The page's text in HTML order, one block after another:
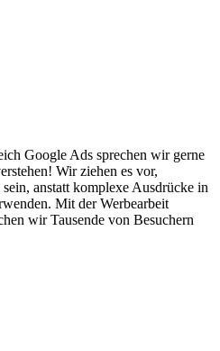
Google Ads sprechen wir gerne
Wir ziehen es vor,
anstatt komplexe Ausdrücke in
Mit der Werbearbeit
wir Tausende von Besuchern